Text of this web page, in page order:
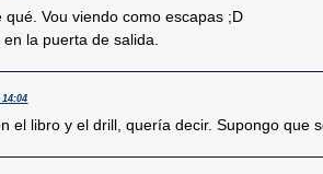
qué. Vou viendo como escapas ;D
la puerta de salida.
14:04
el libro y el drill, quería decir. Supongo que